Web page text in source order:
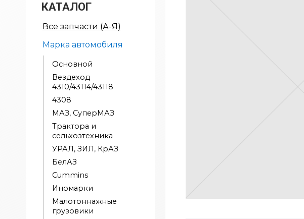
КАТАЛОГ
Все запчасти (А-Я)
Марка автомобиля
Основной
Вездеход
4310/43114/43118
4308
МАЗ, СуперМАЗ
Трактора и
сельхозтехника
УРАЛ, ЗИЛ, КрАЗ
БелАЗ
Cummins
Иномарки
Малотоннажные
грузовики